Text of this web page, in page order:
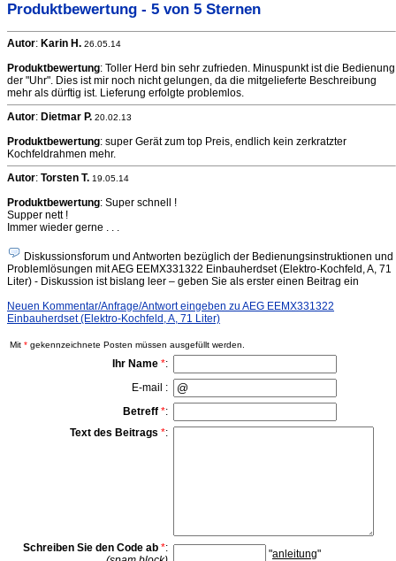
Produktbewertung - 5 von 5 Sternen
Autor: Karin H. 26.05.14
Produktbewertung: Toller Herd bin sehr zufrieden. Minuspunkt ist die Bedienung
der "Uhr". Dies ist mir noch nicht gelungen, da die mitgelieferte Beschreibung
mehr als dürftig ist. Lieferung erfolgte problemlos.
Autor: Dietmar P. 20.02.13
Produktbewertung: super Gerät zum top Preis, endlich kein zerkratzter
Kochfeldrahmen mehr.
Autor: Torsten T. 19.05.14
Produktbewertung: Super schnell !
Supper nett !
Immer wieder gerne . . .
Diskussionsforum und Antworten bezüglich der Bedienungsinstruktionen und
Problemlösungen mit AEG EEMX331322 Einbauherdset (Elektro-Kochfeld, A, 71
Liter) - Diskussion ist bislang leer – geben Sie als erster einen Beitrag ein
Neuen Kommentar/Anfrage/Antwort eingeben zu AEG EEMX331322
Einbauherdset (Elektro-Kochfeld, A, 71 Liter)
Mit * gekennzeichnete Posten müssen ausgefüllt werden.
Ihr Name *:
E-mail :
Betreff *:
Text des Beitrags *:
Schreiben Sie den Code ab *:
"anleitung"